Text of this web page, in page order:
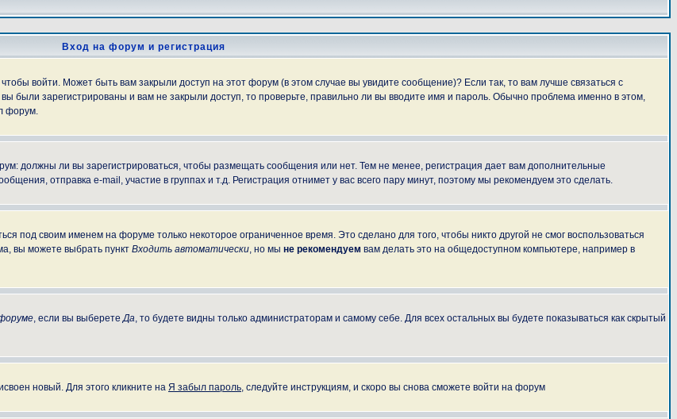
Вход на форум и регистрация
войти. Может быть вам закрыли доступ на этот форум (в этом случае вы увидите сообщение)? Если так, то вам лучше связаться с
были зарегистрированы и вам не закрыли доступ, то проверьте, правильно ли вы вводите имя и пароль. Обычно проблема именно в этом,
форум.
должны ли вы зарегистрироваться, чтобы размещать сообщения или нет. Тем не менее, регистрация дает вам дополнительные
отправка e-mail, участие в группах и т.д. Регистрация отнимет у вас всего пару минут, поэтому мы рекомендуем это сделать.
под своим именем на форуме только некоторое ограниченное время. Это сделано для того, чтобы никто другой не смог воспользоваться
вы можете выбрать пункт Входить автоматически, но мы не рекомендуем вам делать это на общедоступном компьютере, например в
, если вы выберетеДа, то будете видны только администраторам и самому себе. Для всех остальных вы будете показываться как скрытый
новый. Для этого кликните на Я забыл пароль, следуйте инструкциям, и скоро вы снова сможете войти на форум